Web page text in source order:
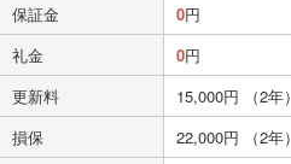
保証金
0円
礼金
0円
更新料
15,000円 （2年）
損保
22,000円 （2年）